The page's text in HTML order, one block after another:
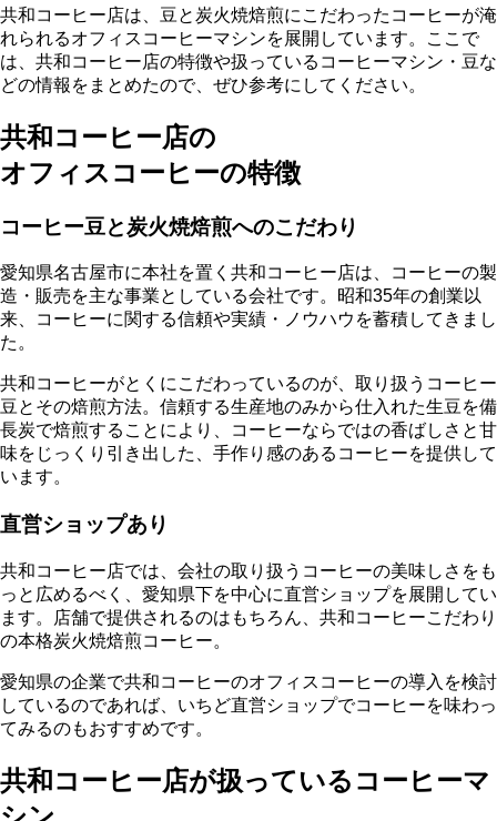
共和コーヒー店は、豆と炭火焼焙煎にこだわったコーヒーが淹
れられるオフィスコーヒーマシンを展開しています。ここで
は、共和コーヒー店の特徴や扱っているコーヒーマシン・豆な
どの情報をまとめたので、ぜひ参考にしてください。
共和コーヒー店の
オフィスコーヒーの特徴
コーヒー豆と炭火焼焙煎へのこだわり
愛知県名古屋市に本社を置く共和コーヒー店は、コーヒーの製
造・販売を主な事業としている会社です。昭和35年の創業以
来、コーヒーに関する信頼や実績・ノウハウを蓄積してきまし
た。
共和コーヒーがとくにこだわっているのが、取り扱うコーヒー
豆とその焙煎方法。 信頼する生産地のみから仕入れた生豆を備
長炭で焙煎することにより、コーヒーならではの香ばしさと甘
味をじっくり引き出した、手作り感のあるコーヒーを提供して
います。
直営ショップあり
共和コーヒー店では、会社の取り扱うコーヒーの美味しさをも
っと広めるべく、 愛知県下を中心に直営ショップを展開 してい
ます。店舗で提供されるのはもちろん、共和コーヒーこだわり
の本格炭火焼焙煎コーヒー。
愛知県の企業で共和コーヒーのオフィスコーヒーの導入を検討
しているのであれば、いちど直営ショップでコーヒーを味わっ
てみるのもおすすめです。
共和コーヒー店が扱っているコーヒーマ